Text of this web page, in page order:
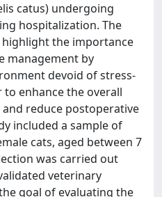
catus) undergoing
hospitalization. The
the importance
management by
devoid of stress-
enhance the overall
reduce postoperative
included a sample of
cats, aged between 7
was carried out
veterinary
goal of evaluating the